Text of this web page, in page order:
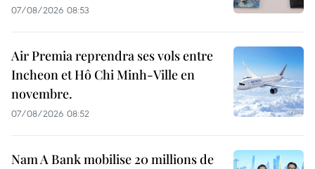
07/08/2026 08:53
Air Premia reprendra ses vols entre
Incheon et Hô Chi Minh-Ville en
novembre.
07/08/2026 08:52
Nam A Bank mobilise 20 millions de